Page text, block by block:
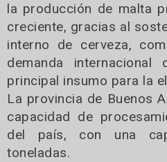
la producción de malta
creciente, gracias al
interno de cerveza,
demanda
principal insumo para la
La provincia de Buenos
capacidad de
del país, con una
toneladas.